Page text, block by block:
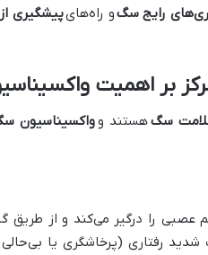
رایج سگو راه‌هایپیشگیری
بر اهمیت
سگهستند وواکسیناسیون
را درگیر می‌کند و از طریق
شدید رفتاری (پرخاشگری یا